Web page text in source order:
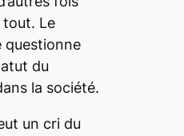
tout. Le
questionne
du
la société.
un cri du